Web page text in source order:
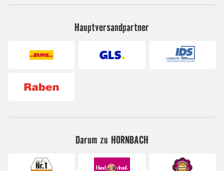
Hauptversandpartner
Darum zu HORNBACH